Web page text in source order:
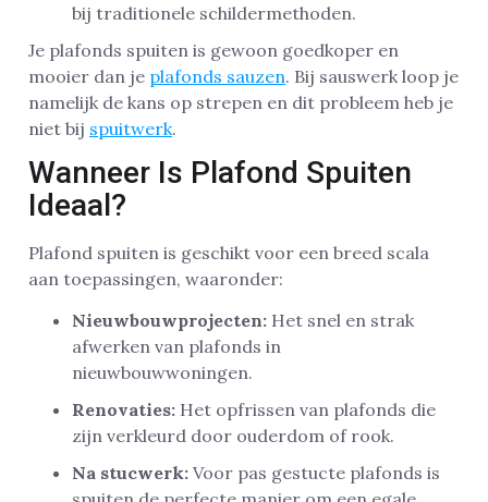
bij traditionele schildermethoden.
Je plafonds spuiten is gewoon goedkoper en
mooier dan je plafonds sauzen. Bij sauswerk loop je
namelijk de kans op strepen en dit probleem heb je
niet bij spuitwerk.
Wanneer Is Plafond Spuiten
Ideaal?
Plafond spuiten is geschikt voor een breed scala
aan toepassingen, waaronder:
Nieuwbouwprojecten: Het snel en strak
afwerken van plafonds in
nieuwbouwwoningen.
Renovaties: Het opfrissen van plafonds die
zijn verkleurd door ouderdom of rook.
Na stucwerk: Voor pas gestucte plafonds is